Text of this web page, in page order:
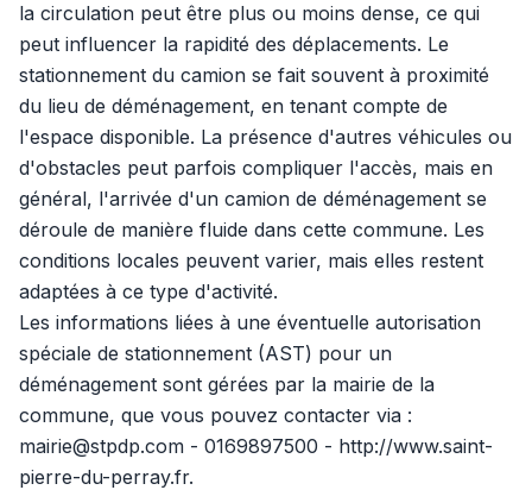
la circulation peut être plus ou moins dense, ce qui
peut influencer la rapidité des déplacements. Le
stationnement du camion se fait souvent à proximité
du lieu de déménagement, en tenant compte de
l'espace disponible. La présence d'autres véhicules ou
d'obstacles peut parfois compliquer l'accès, mais en
général, l'arrivée d'un camion de déménagement se
déroule de manière fluide dans cette commune. Les
conditions locales peuvent varier, mais elles restent
adaptées à ce type d'activité.
Les informations liées à une éventuelle autorisation
spéciale de stationnement (AST) pour un
déménagement sont gérées par la mairie de la
commune, que vous pouvez contacter via :
mairie@stpdp.com - 0169897500 - http://www.saint-
pierre-du-perray.fr.